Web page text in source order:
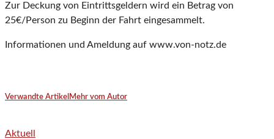
Zur Deckung von Eintrittsgeldern wird ein Betrag von
25€/Person zu Beginn der Fahrt eingesammelt.
Informationen und Ameldung auf www.von-notz.de
Verwandte Artikel Mehr vom Autor
Aktuell